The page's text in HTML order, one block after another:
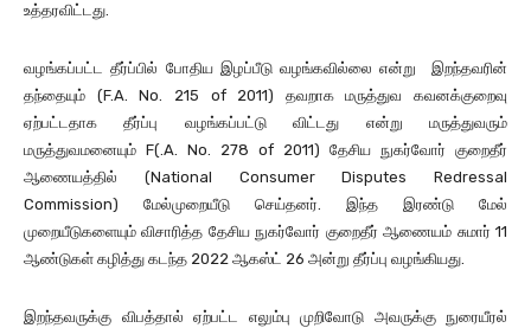
உத்தரவிட்டது.
வழங்கப்பட்ட தீர்ப்பில் போதிய இழப்பீடு வழங்கவில்லை என்று இறந்தவரின்
தந்தையும் (F.A. No. 215 of 2011) தவறாக மருத்துவ கவனக்குறைவு
ஏற்பட்டதாக தீர்ப்பு வழங்கப்பட்டு விட்டது என்று மருத்துவரும்
மருத்துவமனையும் F(.A. No. 278 of 2011) தேசிய நுகர்வோர் குறைதீர்
ஆணையத்தில் (National Consumer Disputes Redressal
Commission) மேல்முறையீடு செய்தனர். இந்த இரண்டு மேல்
முறையீடுகளையும் விசாரித்த தேசிய நுகர்வோர் குறைதீர் ஆணையம் சுமார் 11
ஆண்டுகள் கழித்து கடந்த 2022 ஆகஸ்ட் 26 அன்று தீர்ப்பு வழங்கியது.
இறந்தவருக்கு விபத்தால் ஏற்பட்ட எலும்பு முறிவோடு அவருக்கு நுரையீரல்